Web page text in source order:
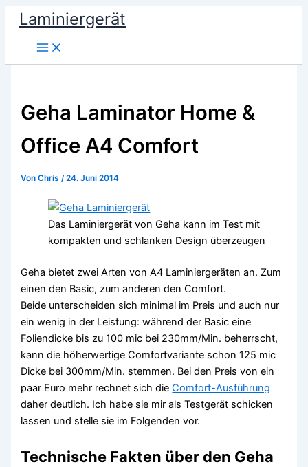
Zum
Inhalt
springen
Laminiergerät
Geha Laminator Home &
Office A4 Comfort
VonChris/24. Juni 2014
Das Laminiergerät von Geha kann im Test mit
kompakten und schlanken Design überzeugen
Geha bietet zwei Arten von A4 Laminiergeräten an. Zum
einen den Basic, zum anderen den Comfort.
Beide unterscheiden sich minimal im Preis und auch nur
ein wenig in der Leistung: während der Basic eine
Foliendicke bis zu 100 mic bei 230mm/Min. beherrscht,
kann die höherwertige Comfortvariante schon 125 mic
Dicke bei 300mm/Min. stemmen. Bei den Preis von ein
paar Euro mehr rechnet sich dieComfort-Ausführung
daher deutlich. Ich habe sie mir als Testgerät schicken
lassen und stelle sie im Folgenden vor.
Technische Fakten über den Geha